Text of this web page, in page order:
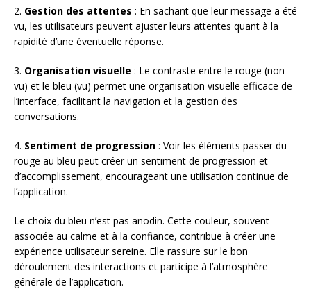
2. Gestion des attentes : En sachant que leur message a été
vu, les utilisateurs peuvent ajuster leurs attentes quant à la
rapidité d’une éventuelle réponse.
3. Organisation visuelle : Le contraste entre le rouge (non
vu) et le bleu (vu) permet une organisation visuelle efficace de
l’interface, facilitant la navigation et la gestion des
conversations.
4. Sentiment de progression : Voir les éléments passer du
rouge au bleu peut créer un sentiment de progression et
d’accomplissement, encourageant une utilisation continue de
l’application.
Le choix du bleu n’est pas anodin. Cette couleur, souvent
associée au calme et à la confiance, contribue à créer une
expérience utilisateur sereine. Elle rassure sur le bon
déroulement des interactions et participe à l’atmosphère
générale de l’application.